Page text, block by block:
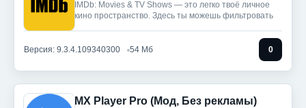
IMDb: Movies & TV Shows — это легко твоё личное
кино пространство. Здесь ты можешь фильтровать
Версия: 9.3.4.109340300 54 Мб 0
MX Player Pro (Мод, Без рекламы)